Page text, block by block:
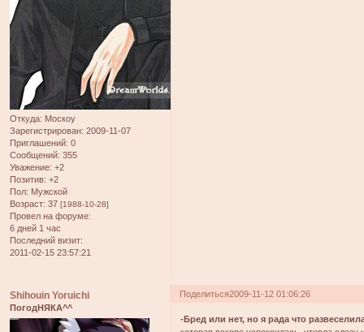
Откуда: Москоу
Зарегистрирован: 2009-11-07
Приглашений: 0
Сообщений: 355
Уважение: +2
Позитив: +2
Пол: Мужской
Возраст: 37 [1988-10-28]
Провел на форуме:
6 дней 1 час
Последний визит:
2011-02-15 23:57:21
Поделиться2009-11-12 01:06:26
Shihouin Yoruichi
ПогодНЯКА^^
-Бред или нет, но я рада что